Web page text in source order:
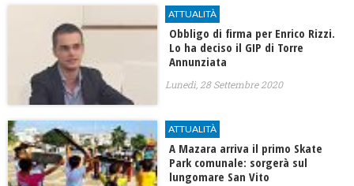
ATTUALITÀ
Obbligo di firma per Enrico Rizzi.
Lo ha deciso il GIP di Torre
Annunziata
Lunedì, 28 Settembre 2020
ATTUALITÀ
A Mazara arriva il primo Skate
Park comunale: sorgerà sul
lungomare San Vito